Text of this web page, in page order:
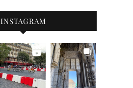
INSTAGRAM